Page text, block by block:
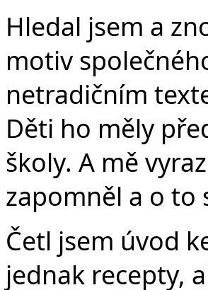
Hledal jsem a
motiv
netradičním
Děti ho měly
školy. A mě
zapomněl a o to
Četl jsem úvod
jednak recepty,